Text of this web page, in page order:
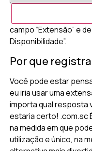
campo “Extensão” e
Disponibilidade”.
Por que
Você pode estar
eu iria usar uma
importa qual resposta
estaria certo! .com.sc
na medida em que
utilização e único, na